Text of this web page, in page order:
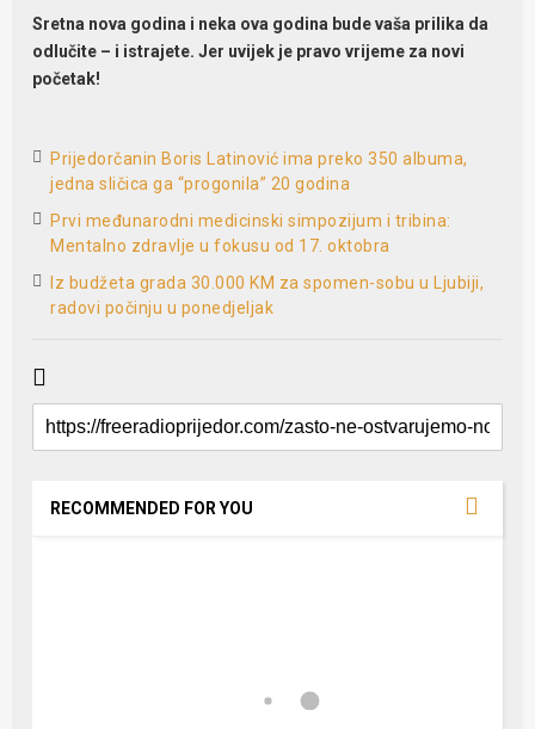
Sretna nova godina i neka ova godina bude vaša prilika da
odlučite – i istrajete. Jer uvijek je pravo vrijeme za novi
početak!
Prijedorčanin Boris Latinović ima preko 350 albuma,
jedna sličica ga “progonila” 20 godina
Prvi međunarodni medicinski simpozijum i tribina:
Mentalno zdravlje u fokusu od 17. oktobra
Iz budžeta grada 30.000 KM za spomen-sobu u Ljubiji,
radovi počinju u ponedjeljak
RECOMMENDED FOR YOU